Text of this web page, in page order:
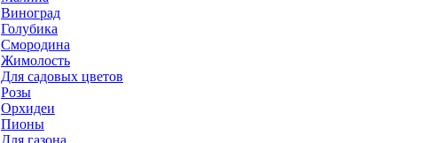
Виноград
Голубика
Смородина
Жимолость
Для садовых цветов
Розы
Орхидеи
Пионы
Для газона